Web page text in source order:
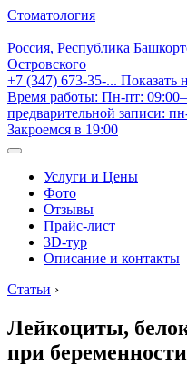
Стоматология
Россия, Республика
Островского
+7 (347) 673-35-... Показать
Время работы: Пн-пт:
предварительной записи:
Закроемся в 19:00
Услуги и Цены
Фото
Отзывы
Прайс-лист
3D-тур
Описание и контакты
Статьи ›
Лейкоциты,
при беременности